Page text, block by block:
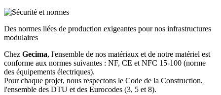
Des normes liées de production exigeantes pour nos infrastructures
modulaires
Chez Gecima, l'ensemble de nos matériaux et de notre matériel est
conforme aux normes suivantes : NF, CE et NFC 15-100 (norme
des équipements électriques).
Pour chaque projet, nous respectons le Code de la Construction,
l'ensemble des DTU et des Eurocodes (3, 5 et 8).